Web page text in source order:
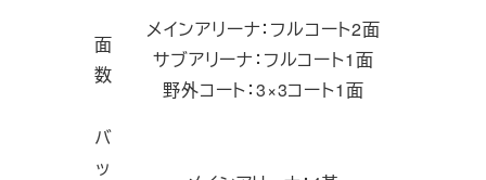
面
数
メインアリーナ：フルコート2面
サブアリーナ：フルコート1面
野外コート：3×3コート1面
バ
ッ